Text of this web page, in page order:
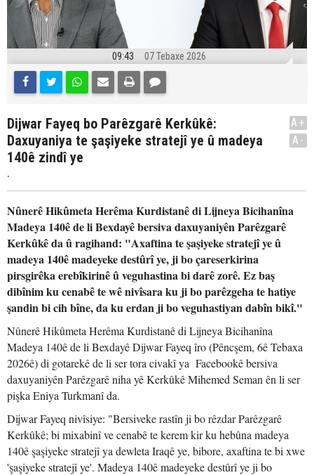
09:43 07 Tebaxe 2026
Dijwar Fayeq bo Parêzgarê Kerkûkê:
Daxuyaniya te şaşiyeke stratejî ye û madeya
140ê zindî ye
.
A+
A-
Nûnerê Hikûmeta Herêma Kurdistanê di Lijneya Bicihanîna
Madeya 140ê de li Bexdayê bersiva daxuyaniyên Parêzgarê
Kerkûkê da û ragihand: "Axaftina te şaşiyeke stratejî ye û
madeya 140ê madeyeke destûrî ye, ji bo çareserkirina
pirsgirêka erebîkirinê û veguhastina bi darê zorê. Ez baş
dibînim ku cenabê te wê nivîsara ku ji bo parêzgeha te hatiye
şandin bi cih bîne, da ku erdan ji bo veguhastiyan dabîn bikî."
Nûnerê Hikûmeta Herêma Kurdistanê di Lijneya Bicihanîna
Madeya 140ê de li Bexdayê Dijwar Fayeq îro (Pêncşem, 6ê Tebaxa
2026ê) di gotarekê de li ser tora civakî ya Facebookê bersiva
daxuyaniyên Parêzgarê niha yê Kerkûkê Mihemed Seman ên li ser
pişka Eniya Turkmanî da.
Dijwar Fayeq nivîsiye: "Bersiveke rastîn ji bo rêzdar Parêzgarê
Kerkûkê; bi mixabinî ve cenabê te kerem kir ku hebûna madeya
140ê şaşiyeke stratejî ya dewleta Iraqê ye, bibore, axaftina te bi xwe
'şaşiyeke stratejî ye'. Madeya 140ê madeyeke destûrî ye ji bo